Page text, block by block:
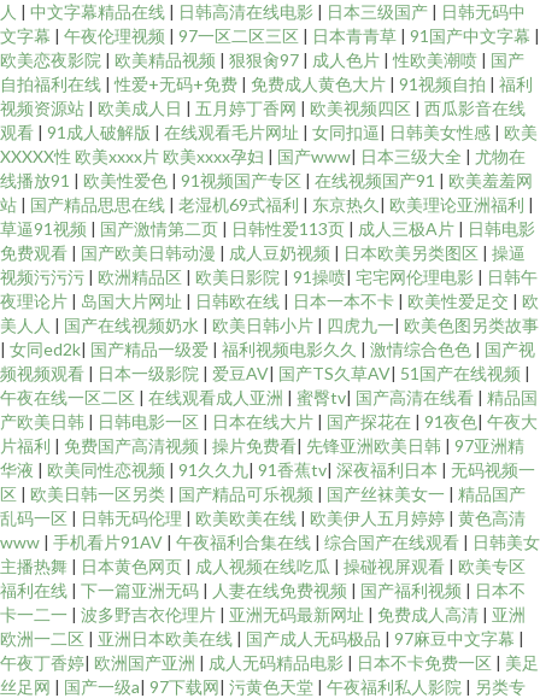
人 | 中文字幕精品在线 | 日韩高清在线电影 | 日本三级国产 | 日韩无码中
文字幕 | 午夜伦理视频 | 97一区二区三区 | 日本青青草 | 91国产中文字幕 |
欧美恋夜影院 | 欧美精品视频 | 狠狠肏97 | 成人色片 |性欧美潮喷 | 国产
自拍福利在线 |性爱+无码+免费 | 免费成人黄色大片 | 91视频自拍 | 福利
视频资源站 | 欧美成人日 | 五月婷丁香网 | 欧美视频四区 | 西瓜影音在线
观看 | 91成人破解版 | 在线观看毛片网址 | 女同扣逼| 日韩美女性感 | 欧美
XXXXX性 欧美xxxx片 欧美xxxx孕妇 | 国产www| 日本三级大全 | 尤物在
线播放91 | 欧美性爱色 | 91视频国产专区 | 在线视频国产91 | 欧美羞羞网
站 | 国产精品思思在线 | 老湿机69式福利 | 东京热久 | 欧美理论亚洲福利 |
草逼91视频 | 国产激情第二页 | 日韩性爱113页 | 成人三极A片 | 日韩电影
免费观看 | 国产欧美日韩动漫 | 成人豆奶视频 | 日本欧美另类图区 | 操逼
视频污污污 | 欧洲精品区 | 欧美日影院 | 91操喷| 宅宅网伦理电影 | 日韩午
夜理论片 | 岛国大片网址 | 日韩欧在线 | 日本一本不卡 | 欧美性爱足交 | 欧
美人人 | 国产在线视频奶水 | 欧美日韩小片 | 四虎九一| 欧美色图另类故事
| 女同ed2k| 国产精品一级爱 | 福利视频电影久久 | 激情综合色色 | 国产视
频视频观看 | 日本一级影院 | 爱豆AV| 国产TS久草AV| 51国产在线视频 |
午夜在线一区二区 | 在线观看成人亚洲 | 蜜臀tv| 国产高清在线看 | 精品国
产欧美日韩 | 日韩电影一区 | 日本在线大片 | 国产探花在 | 91夜色| 午夜大
片福利 | 免费国产高清视频 | 操片免费看| 先锋亚洲欧美日韩 | 97亚洲精
华液 | 欧美同性恋视频 | 91久久九| 91香蕉tv| 深夜福利日本 | 无码视频一
区 | 欧美日韩一区另类 | 国产精品可乐视频 | 国产丝袜美女一 | 精品国产
乱码一区 | 日韩无码伦理 | 欧美欧美在线 | 欧美伊人五月婷婷 | 黄色高清
www | 手机看片91AV | 午夜福利合集在线 | 综合国产在线观看 | 日韩美女
主播热舞 | 日本黄色网页 | 成人视频在线吃瓜 | 操碰视屏观看 | 欧美专区
福利在线 | 下一篇亚洲无码 | 人妻在线免费视频 | 国产福利视频 | 日本不
卡一二一 | 波多野吉衣伦理片 | 亚洲无码最新网址 | 免费成人高清 | 亚洲
欧洲一二区 | 亚洲日本欧美在线 | 国产成人无码极品 | 97麻豆中文字幕 |
午夜丁香婷| 欧洲国产亚洲 | 成人无码精品电影 | 日本不卡免费一区 | 美足
丝足网 | 国产一级a| 97下载网| 污黄色天堂 | 午夜福利私人影院 | 另类专